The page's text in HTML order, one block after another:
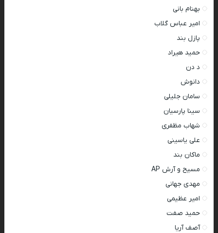
بهنام بانی
امیر عباس گلاب
پازل بند
حمید هیراد
د دن
دانوش
سامان جلیلی
سینا پارسیان
شهاب مظفری
علی یاسینی
ماکان بند
مسیح و آرش AP
مهدی جهانی
امیر عظیمی
حمید صفت
آصف آریا